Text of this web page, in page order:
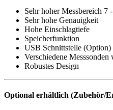
Sehr hoher Messbereich
Sehr hohe Genauigkeit
Hohe Einschlagtiefe
Speicherfunktion
USB Schnittstelle (Option)
Verschiedene Messsonden
Robustes Design
Optional erhältlich (Zubehör/